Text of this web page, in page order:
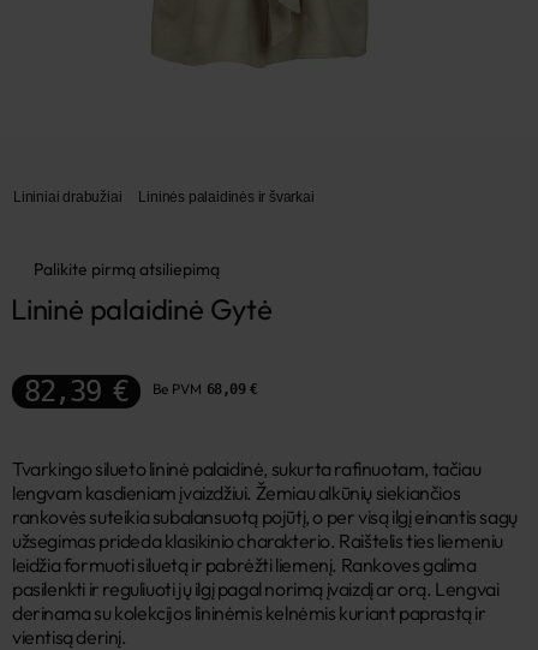
Lininiai drabužiai Lininės palaidinės ir švarkai
Palikite pirmą atsiliepimą
Lininė palaidinė Gytė
82,39 € Be PVM 68,09 €
Tvarkingo silueto lininė palaidinė, sukurta rafinuotam, tačiau
lengvam kasdieniam įvaizdžiui. Žemiau alkūnių siekiančios
rankovės suteikia subalansuotą pojūtį, o per visą ilgį einantis sagų
užsegimas prideda klasikinio charakterio. Raištelis ties liemeniu
leidžia formuoti siluetą ir pabrėžti liemenį. Rankoves galima
pasilenkti ir reguliuoti jų ilgį pagal norimą įvaizdį ar orą. Lengvai
derinama su kolekcijos lininėmis kelnėmis kuriant paprastą ir
vientisą derinį.